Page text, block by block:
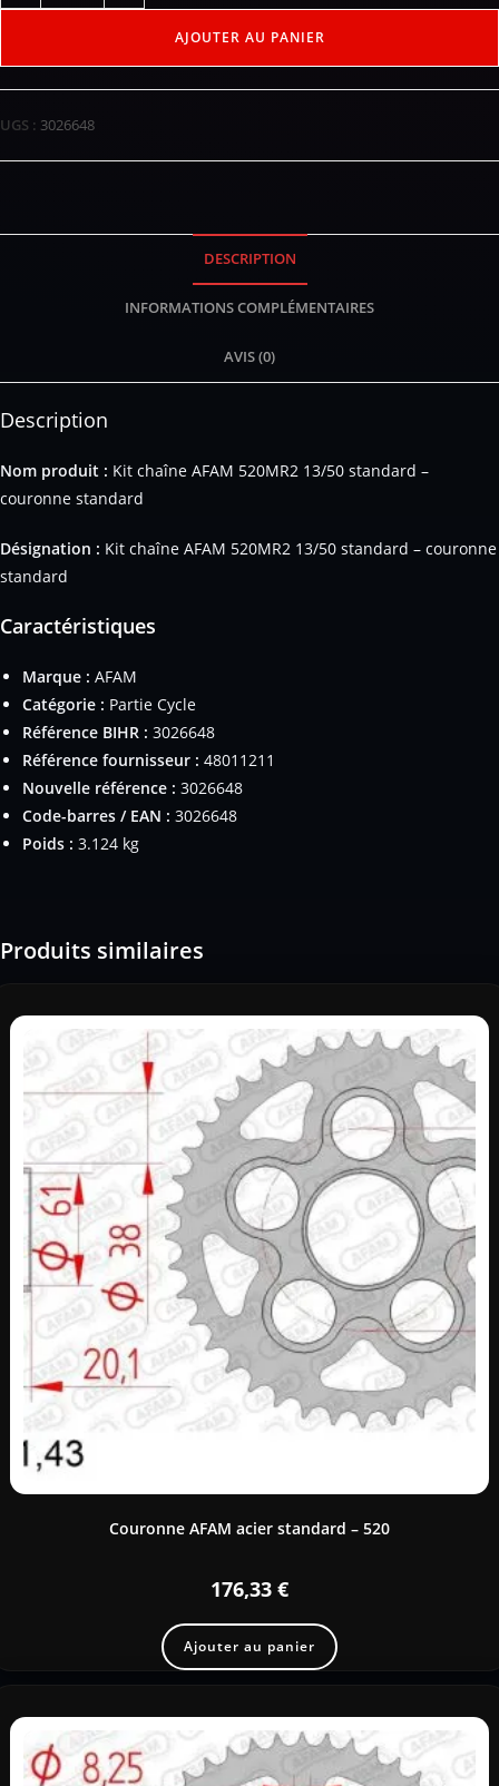
AJOUTER AU PANIER
UGS : 3026648
DESCRIPTION
INFORMATIONS COMPLÉMENTAIRES
AVIS (0)
Description
Nom produit : Kit chaîne AFAM 520MR2 13/50 standard –
couronne standard
Désignation : Kit chaîne AFAM 520MR2 13/50 standard – couronne
standard
Caractéristiques
Marque : AFAM
Catégorie : Partie Cycle
Référence BIHR : 3026648
Référence fournisseur : 48011211
Nouvelle référence : 3026648
Code-barres / EAN : 3026648
Poids : 3.124 kg
Produits similaires
Couronne AFAM acier standard – 520
176,33 €
Ajouter au panier